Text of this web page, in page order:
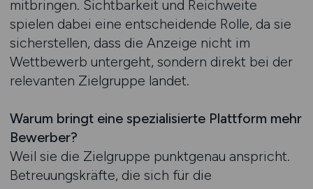
mitbringen. Sichtbarkeit und Reichweite
spielen dabei eine entscheidende Rolle, da sie
sicherstellen, dass die Anzeige nicht im
Wettbewerb untergeht, sondern direkt bei der
relevanten Zielgruppe landet.
Warum bringt eine spezialisierte Plattform mehr
Bewerber?
Weil sie die Zielgruppe punktgenau anspricht.
Betreuungskräfte, die sich für die